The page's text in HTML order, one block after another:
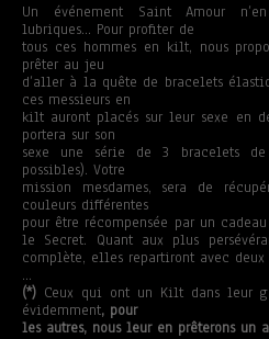
Un événement Saint Amour
lubriques… Pour profiter de
tous ces hommes en kilt, nous
prêter au jeu
d’aller à la quête de bracelets
ces messieurs en
kilt auront placés sur leur sexe en
portera sur son
sexe une série de 3 bracelets
possibles). Votre
mission mesdames, sera de
couleurs différentes
pour être récompensée par un
le Secret. Quant aux plus
complète, elles repartiront avec deux
…
(*) Ceux qui ont un Kilt dans leur
évidemment, pour
les autres, nous leur en prêterons un